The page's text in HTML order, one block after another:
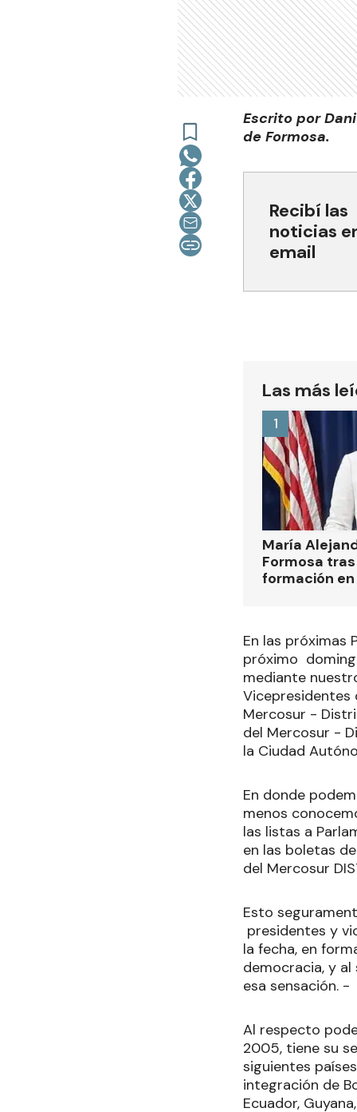
Escrito por
de Formosa.
Recibí las
noticias
email
Las más
María
Formosa
formación
1
En las próximas
próximo
mediante
Vicepresidentes
Mercosur -
del Mercosur -
la Ciudad
En donde
menos
las listas a
en las boletas
del Mercosur
Esto
presidentes y
la fecha, en
democracia, y
esa sensación. -
Al respecto
2005, tiene su
siguientes
integración de
Ecuador,